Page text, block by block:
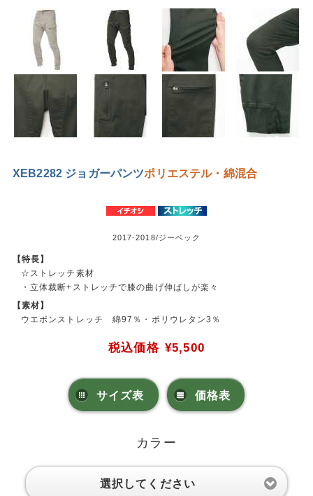
XEB2282 ジョガーパンツポリエステル・綿混合
2017-2018/ジーベック
【特長】
☆ストレッチ素材
・立体裁断+ストレッチで膝の曲げ伸ばしが楽々
【素材】
ウエポンストレッチ 綿97％・ポリウレタン3％
税込価格 ¥5,500
サイズ表 価格表
カラー
選択してください